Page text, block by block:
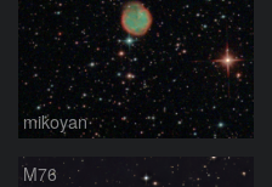
mikoyan
M76